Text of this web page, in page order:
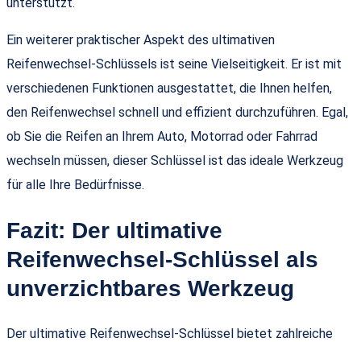
unterstützt.
Ein weiterer praktischer Aspekt des ultimativen
Reifenwechsel-Schlüssels ist seine Vielseitigkeit. Er ist mit
verschiedenen Funktionen ausgestattet, die Ihnen helfen,
den Reifenwechsel schnell und effizient durchzuführen. Egal,
ob Sie die Reifen an Ihrem Auto, Motorrad oder Fahrrad
wechseln müssen, dieser Schlüssel ist das ideale Werkzeug
für alle Ihre Bedürfnisse.
Fazit: Der ultimative
Reifenwechsel-Schlüssel als
unverzichtbares Werkzeug
Der ultimative Reifenwechsel-Schlüssel bietet zahlreiche